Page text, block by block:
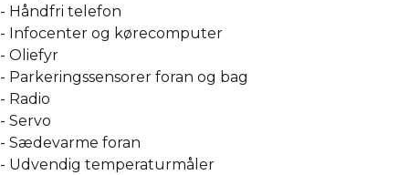
- Håndfri telefon
- Infocenter og kørecomputer
- Oliefyr
- Parkeringssensorer foran og bag
- Radio
- Servo
- Sædevarme foran
- Udvendig temperaturmåler